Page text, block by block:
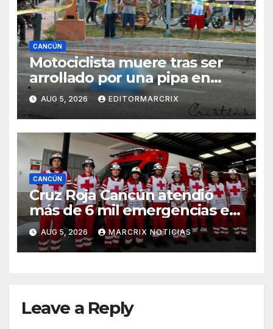
CANCÚN
Motociclista muere tras ser
arrollado por una pipa en
Cancún
AUG 5, 2026 EDITORMARCRIX
CANCÚN
Cruz Roja Cancún atendió
más de 6 mil emergencias en
los primeros 7 meses de 2026
AUG 5, 2026 MARCRIX NOTICIAS
Leave a Reply